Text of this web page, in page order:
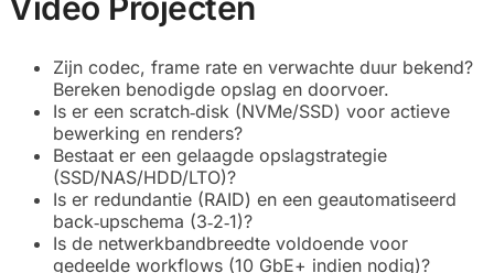
Video Projecten
Zijn codec, frame rate en verwachte duur bekend?
Bereken benodigde opslag en doorvoer.
Is er een scratch‑disk (NVMe/SSD) voor actieve
bewerking en renders?
Bestaat er een gelaagde opslagstrategie
(SSD/NAS/HDD/LTO)?
Is er redundantie (RAID) en een geautomatiseerd
back‑upschema (3‑2‑1)?
Is de netwerkbandbreedte voldoende voor
gedeelde workflows (10 GbE+ indien nodig)?